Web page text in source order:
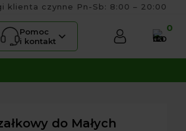
klienta czynne Pn-Sb: 8:00 – 20:00
Pomoc
i kontakt
0
do Małych